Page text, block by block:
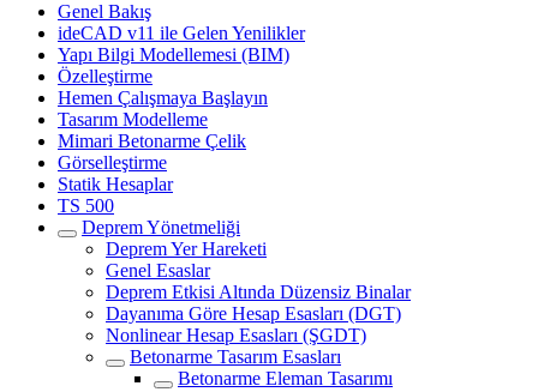
Genel Bakış
ideCAD v11 ile Gelen Yenilikler
Yapı Bilgi Modellemesi (BIM)
Özelleştirme
Hemen Çalışmaya Başlayın
Tasarım Modelleme
Mimari Betonarme Çelik
Görselleştirme
Statik Hesaplar
TS 500
Deprem Yönetmeliği
Deprem Yer Hareketi
Genel Esaslar
Deprem Etkisi Altında Düzensiz Binalar
Dayanıma Göre Hesap Esasları (DGT)
Nonlinear Hesap Esasları (ŞGDT)
Betonarme Tasarım Esasları
Betonarme Eleman Tasarımı